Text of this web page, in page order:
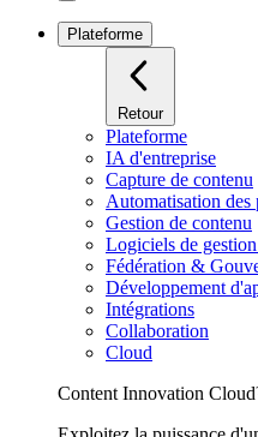
Plateforme
Retour
Plateforme
IA d'entreprise
Capture de contenu
Automatisation des
Gestion de contenu
Logiciels de
Fédération &
Développement
Intégrations
Collaboration
Cloud
Content Innovation